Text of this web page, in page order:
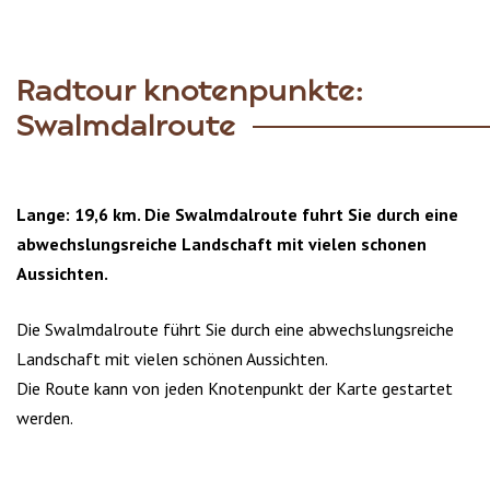
Radtour knotenpunkte:
Swalmdalroute
Lange: 19,6 km. Die Swalmdalroute fuhrt Sie durch eine
abwechslungsreiche Landschaft mit vielen schonen
Aussichten.
Die Swalmdalroute führt Sie durch eine abwechslungsreiche
Landschaft mit vielen schönen Aussichten.
Die Route kann von jeden Knotenpunkt der Karte gestartet
werden.